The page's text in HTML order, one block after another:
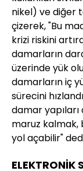
nikel) ve diğer
çizerek, "Bu
krizi riskini
damarların
üzerinde yük
damarların iç
sürecini
damar
maruz kalmak,
yol açabilir"
ELEKTRONİK